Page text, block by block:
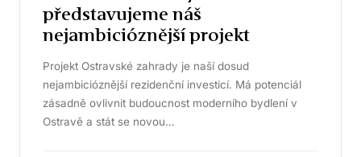
představujeme náš
nejambicióznější projekt
Projekt Ostravské zahrady je naší dosud
nejambicióznější rezidenční investicí. Má potenciál
zásadně ovlivnit budoucnost moderního bydlení v
Ostravě a stát se novou…